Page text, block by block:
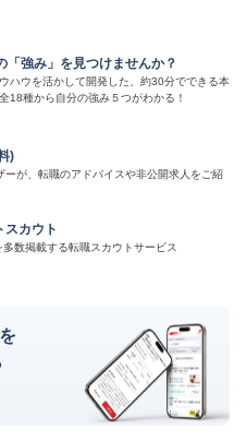
「強み」を見つけませんか？
ハウを活かして開発した、約30分でできる本
18種から自分の強み５つがわかる！
)
ーが、転職のアドバイスや非公開求人をご紹
スカウト
数掲載する転職スカウトサービス
を